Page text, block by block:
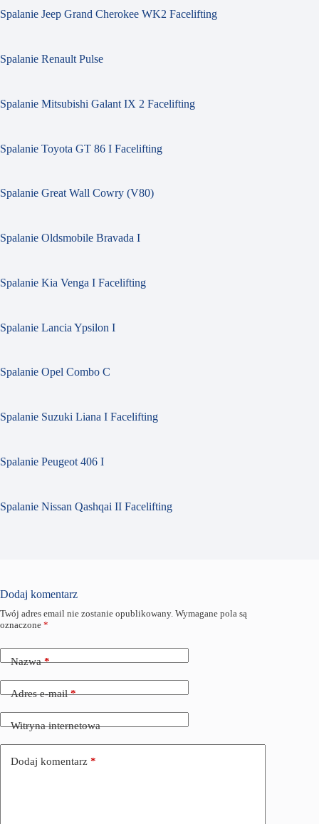
Spalanie Jeep Grand Cherokee WK2 Facelifting
Spalanie Renault Pulse
Spalanie Mitsubishi Galant IX 2 Facelifting
Spalanie Toyota GT 86 I Facelifting
Spalanie Great Wall Cowry (V80)
Spalanie Oldsmobile Bravada I
Spalanie Kia Venga I Facelifting
Spalanie Lancia Ypsilon I
Spalanie Opel Combo C
Spalanie Suzuki Liana I Facelifting
Spalanie Peugeot 406 I
Spalanie Nissan Qashqai II Facelifting
Dodaj komentarz
Twój adres email nie zostanie opublikowany. Wymagane pola są
oznaczone *
Nazwa*
Adres e-mail*
Witryna internetowa
Dodaj komentarz *